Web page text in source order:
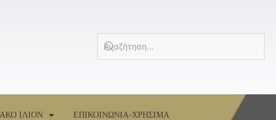
ΙΛΙΟΝ ΕΠΙΚΟΙΝΩΝΙΑ-ΧΡΗΣΙΜΑ